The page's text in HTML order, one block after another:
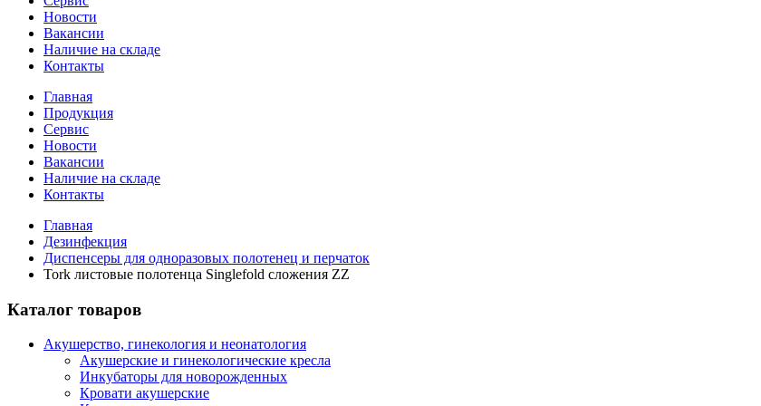
Новости
Вакансии
Наличие на складе
Контакты
Главная
Продукция
Сервис
Новости
Вакансии
Наличие на складе
Контакты
Главная
Дезинфекция
Диспенсеры для одноразовых полотенец и перчаток
Tork листовые полотенца Singlefold сложения ZZ
Каталог товаров
Акушерство, гинекология и неонатология
Акушерские и гинекологические креслa
Инкубаторы для новорожденных
Кровати акушерские